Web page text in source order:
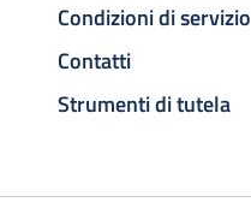
Condizioni di servizio
Contatti
Strumenti di tutela